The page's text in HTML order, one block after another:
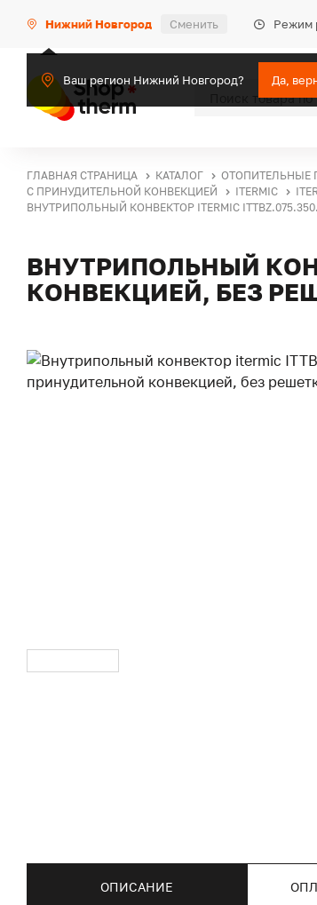
Нижний Новгород Сменить Режим
Ваш регион Нижний Новгород? Да,
ГЛАВНАЯ СТРАНИЦА КАТАЛОГ ОТОПИТЕЛЬНЫЕ
С ПРИНУДИТЕЛЬНОЙ КОНВЕКЦИЕЙ
ITERMIC
ВНУТРИПОЛЬНЫЙ КОНВЕКТОР ITERMIC
ВНУТРИПОЛЬНЫЙ
КОНВЕКЦИЕЙ, БЕЗ
ОПИСАНИЕ